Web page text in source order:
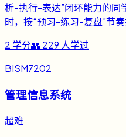
析-执行-表达”闭环能力的同
时，按“预习-练习-复盘”节奏
2 学分👥 229 人学过
BISM7202
管理信息系统
超难